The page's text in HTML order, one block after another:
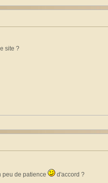
site ?
peu de patience
d'accord ?